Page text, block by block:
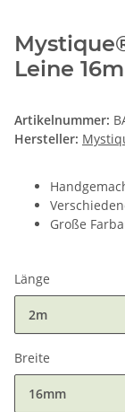
Leine
Artikelnummer:
Hersteller:
Große
Länge
2m
Breite
16mm